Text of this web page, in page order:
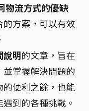
物流方式的優缺
的方案，可以有效
說明的文章，旨在
掌握解決問題的
便利之餘，也能
到的各種挑戰。